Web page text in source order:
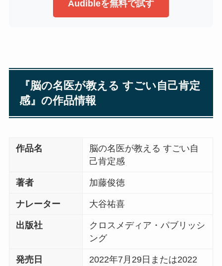
Audibleを無料で試す
『脳の名医が教える すごい自己肯定
感』の作品情報
作品名
脳の名医が教える すごい自
己肯定感
著者 加藤俊徳
ナレーター 大谷祐喜
出版社
クロスメディア・パブリッシ
ング
発売日 2022年7月29日または2022